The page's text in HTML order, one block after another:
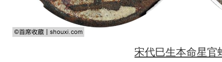
宋代巳生本命星官